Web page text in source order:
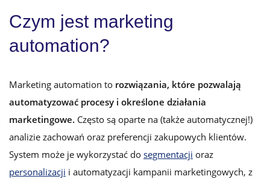
Czym jest marketing
automation?
Marketing automation to rozwiązania, które pozwalają
automatyzować procesy i określone działania
marketingowe. Często są oparte na (także automatycznej!)
analizie zachowań oraz preferencji zakupowych klientów.
System może je wykorzystać do segmentacji oraz
personalizacji i automatyzacji kampanii marketingowych, z